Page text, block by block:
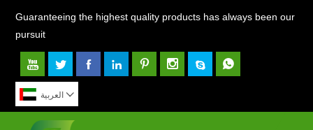
Guaranteeing the highest quality products has always been our
pursuit
       
العربية 